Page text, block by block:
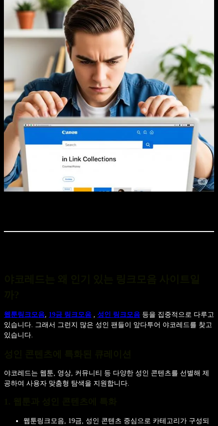
웹툰링크모음, 19금 링크모음 , 성인 링크모음 등을 집중적으로 다루고
있습니다. 그래서 그런지 많은 성인 팬들이 앞다투어 야코레드를 찾고
있습니다.
야코레드는 웹툰, 영상, 커뮤니티 등 다양한 성인 콘텐츠를 선별해 제
공하여 사용자 맞춤형 탐색을 지원합니다.
웹툰링크모음, 19금, 성인 콘텐츠 중심으로 카테고리가 구성되